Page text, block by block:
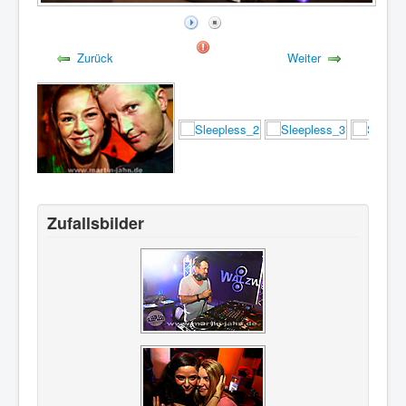
Zurück Weiter
Zufallsbilder